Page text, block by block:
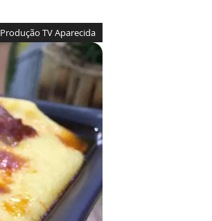
Produção TV Aparecida